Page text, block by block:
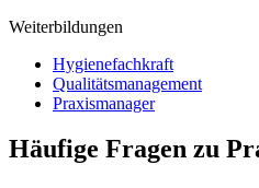
Weiterbildungen
Hygienefachkraft
Qualitätsmanagement
Praxismanager
Häufige Fragen zu